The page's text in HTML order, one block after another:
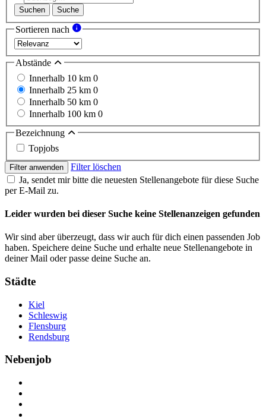
Suchen Suche
Sortieren nach
Abstände
Innerhalb 10 km 0
Innerhalb 25 km 0
Innerhalb 50 km 0
Innerhalb 100 km 0
Bezeichnung
Topjobs
Filter anwenden
Filter löschen
Ja, sendet mir bitte die neuesten Stellenangebote für diese Suche
per E-Mail zu.
Leider wurden bei dieser Suche keine Stellenanzeigen gefunden
Wir sind aber überzeugt, dass wir auch für dich einen passenden Job
haben. Speichere deine Suche und erhalte neue Stellenangebote in
deiner Mail oder passe deine Suche an.
Städte
Kiel
Schleswig
Flensburg
Rendsburg
Nebenjob